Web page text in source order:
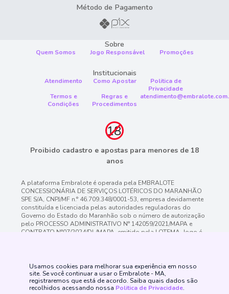
Usamos cookies para melhorar sua experiência em nosso
site. Se você continuar a usar o Embralote - MA,
registraremos que está de acordo. Saiba quais dados são
recolhidos acessando nossa Politica de Privacidade.
Método de Pagamento
Sobre
Quem Somos Jogo Responsável Promoções
Institucionais
Atendimento Como Apostar
Politica de
Privacidade
Termos e
Condições
Regras e
Procedimentos
Proibido cadastro e apostas para menores de 18
anos
A plataforma Embralote é operada pela EMBRALOTE
CONCESSIONÁRIA DE SERVIÇOS LOTÉRICOS DO MARANHÃO
SPE S/A, CNPJ/MF n.° 46.709.348/0001-53, empresa devidamente
constituída e licenciada pelas autoridades reguladoras do
Governo do Estado do Maranhão sob o número de autorização
pelo PROCESSO ADMINISTRATIVO N° 142059/2021/MAPA e
CONTRATO N°07/2024/DL/MAPA. emitido pela LOTEMA. Jogo é
ferramentas disponíveis. Jogue com responsabilidade.